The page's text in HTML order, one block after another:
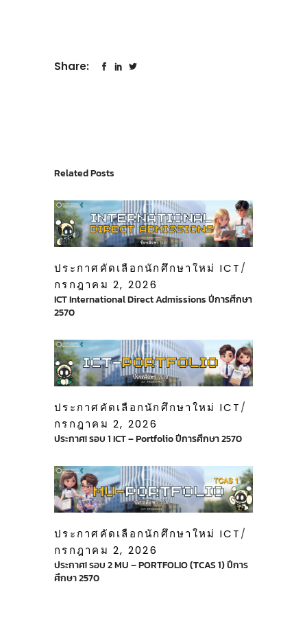
Share:
Related Posts
ประกาศคัดเลือกนักศึกษาใหม่ ICT
กรกฎาคม 2, 2026
ICT International Direct Admissions ปีการศึกษา
2570
ประกาศคัดเลือกนักศึกษาใหม่ ICT
กรกฎาคม 2, 2026
ประกาศ! รอบ 1 ICT – Portfolio ปีการศึกษา 2570
ประกาศคัดเลือกนักศึกษาใหม่ ICT
กรกฎาคม 2, 2026
ประกาศ! รอบ 2 MU – PORTFOLIO (TCAS 1) ปีการ
ศึกษา 2570